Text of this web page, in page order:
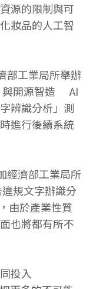
源的限制與可
妝品的人工智
部工業局所舉辦
與開源智造 AI
辨識分析」測
進行後續系統
經濟部工業局所
規文字辦識分
由於產業性質
也將都有所不
投入